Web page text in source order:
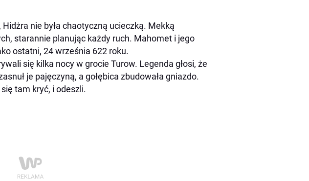
nie była chaotyczną ucieczką. Mekką
starannie planując każdy ruch. Mahomet i jego
ostatni, 24 września 622 roku.
się kilka nocy w grocie Turow. Legenda głosi, że
je pajęczyną, a gołębica zbudowała gniazdo.
tam kryć, i odeszli.